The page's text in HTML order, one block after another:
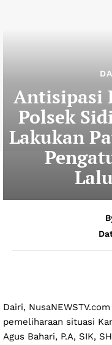
Antisipasi
Polsek
Lakukan
Dairi,
pemeliharaan situasi
Agus Bahari, P.A, SIK,